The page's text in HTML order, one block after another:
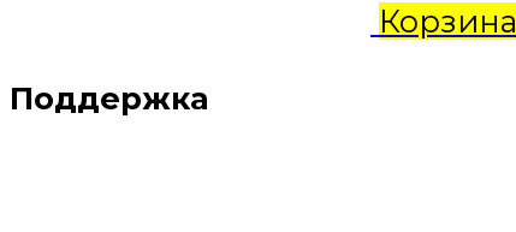
Корзина
Поддержка